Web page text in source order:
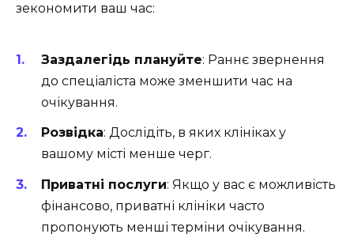
зекономити ваш час:
Заздалегідь плануйте: Раннє звернення
до спеціаліста може зменшити час на
очікування.
Розвідка: Дослідіть, в яких клініках у
вашому місті менше черг.
Приватні послуги: Якщо у вас є можливість
фінансово, приватні клініки часто
пропонують менші терміни очікування.